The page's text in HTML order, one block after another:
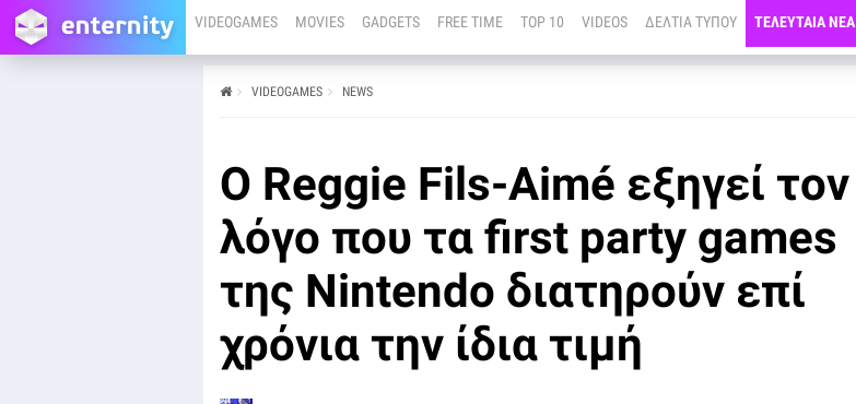
VIDEOGAMES MOVIES GADGETS FREE TIME TOP 10 VIDEOS ΔΕΛΤΙΑ ΤΥΠΟΥ ΤΕΛΕΥΤΑΙΑ ΝΕΑ
VIDEOGAMES NEWS
O Reggie Fils-Aimé εξηγεί τον
λόγο που τα first party games
της Nintendo διατηρούν επί
χρόνια την ίδια τιμή
Ανδρίκος Πολυχρονίου
σπάνια εκπτώσεις στα παιχνίδια της συνδέεται με τη
φιλοσοφία της εταιρείας να κυκλοφορεί
ολοκληρωμένες εμπειρίες με άψογη ποιότητα.